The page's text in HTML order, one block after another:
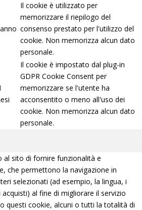
Il cookie è utilizzato per
memorizzare il riepilogo del
consenso prestato per l'utilizzo del
cookie. Non memorizza alcun dato
personale.
Il cookie è impostato dal plug-in
GDPR Cookie Consent per
memorizzare se l'utente ha
acconsentito o meno all'uso dei
cookie. Non memorizza alcun dato
personale.
al sito di fornire funzionalità e
che permettono la navigazione in
selezionati (ad esempio, la lingua, i
al fine di migliorare il servizio
questi cookie, alcuni o tutti la totalità di